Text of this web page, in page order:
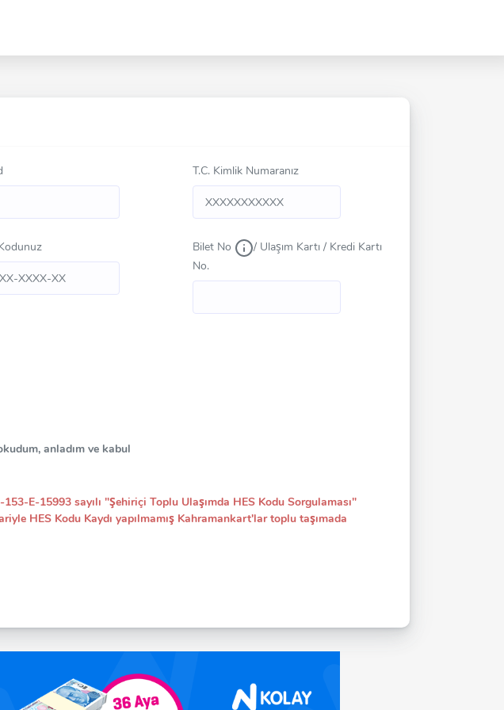
T.C. Kimlik Numaranız
Bilet No
/ Ulaşım Kartı / Kredi Kartı
No.
anladım ve kabul
E-15993 sayılı "Şehiriçi Toplu Ulaşımda HES Kodu Sorgulaması"
HES Kodu Kaydı yapılmamış Kahramankart'lar toplu taşımada